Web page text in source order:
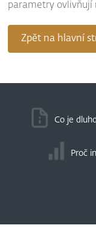
parametry ovlivňují
Zpět na hlavní
Co je
Proč